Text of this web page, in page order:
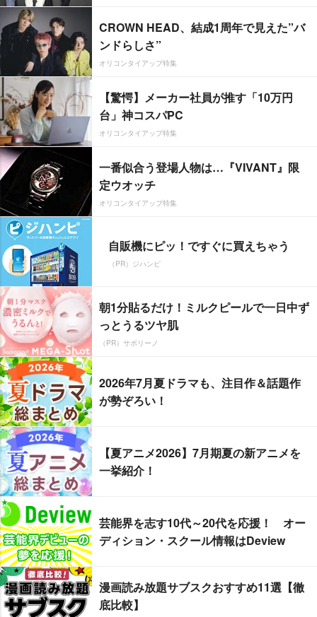
CROWN HEAD、結成1周年で見えた”バ
ンドらしさ”
オリコンタイアップ特集
【驚愕】メーカー社員が推す「10万円
台」神コスパPC
オリコンタイアップ特集
一番似合う登場人物は…『VIVANT』限
定ウオッチ
オリコンタイアップ特集
自販機にピッ！ですぐに買えちゃう
（PR）ジハンピ
朝1分貼るだけ！ミルクピールで一日中ず
っとうるツヤ肌
（PR）サボリーノ
2026年7月夏ドラマも、注目作＆話題作
が勢ぞろい！
【夏アニメ2026】7月期夏の新アニメを
一挙紹介！
芸能界を志す10代～20代を応援！ オー
ディション・スクール情報はDeview
漫画読み放題サブスクおすすめ11選【徹
底比較】